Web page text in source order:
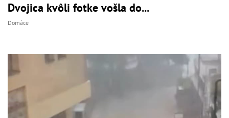
Dvojica kvôli fotke vošla do...
Domáce